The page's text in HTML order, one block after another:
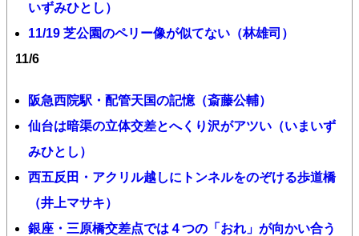
いずみひとし）
11/19 芝公園のペリー像が似てない（林雄司）
11/6
阪急西院駅・配管天国の記憶（斎藤公輔）
仙台は暗渠の立体交差とへくり沢がアツい（いまいず
みひとし）
西五反田・アクリル越しにトンネルをのぞける歩道橋
（井上マサキ）
銀座・三原橋交差点では４つの「おれ」が向かい合う